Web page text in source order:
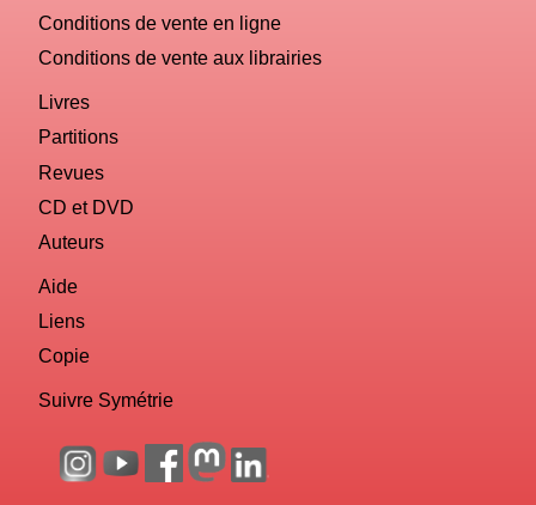
Conditions de vente en ligne
Conditions de vente aux librairies
Livres
Partitions
Revues
CD et DVD
Auteurs
Aide
Liens
Copie
Suivre Symétrie